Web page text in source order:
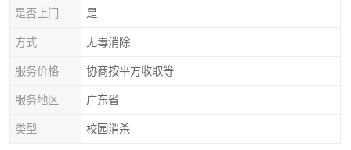
是否上门 是
方式 无毒消除
服务价格 协商按平方收取等
服务地区 广东省
类型 校园消杀